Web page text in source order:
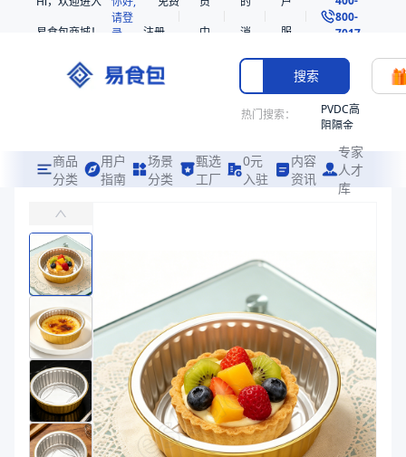
易食包商城！
请登
录
注册
中
消
息
服
务
800-
7017
搜索
热门搜索：
PVDC高
阻隔金
共挤热
收缩袋
221360
烤箱袋
221330
SE53
热收缩
袋
拉伸膜
商品
分类
用户
指南
场景
分类
甄选
工厂
0元
入驻
内容
资讯
专家
人才
库
易食包（EPAK）专注于铝箔带盖餐盒84026包装，提供详尽的规格参
价格：￥0.17
商品参数
商品分类
铝箔餐盒
主要材质
铝箔
高度（mm）
26
直径（mm）
84
平均重量（g）
3.2
主要材质
铝箔
高度（mm）
26